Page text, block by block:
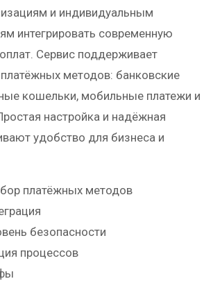
и индивидуальным
интегрировать современную
Сервис поддерживает
методов: банковские
кошельки, мобильные платежи и
настройка и надёжная
удобство для бизнеса и
платёжных методов
безопасности
процессов